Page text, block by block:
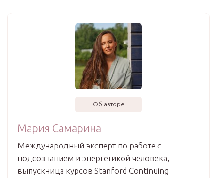
Об авторе
Мария Самарина
Международный эксперт по работе с
подсознанием и энергетикой человека,
выпускница курсов Stanford Continuing